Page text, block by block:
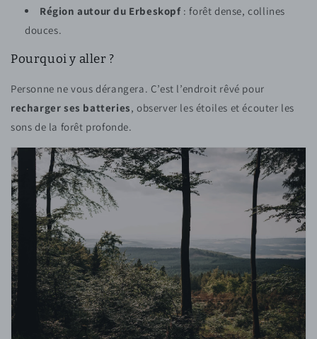
Région autour du Erbeskopf : forêt dense, collines
douces.
Pourquoi y aller ?
Personne ne vous dérangera. C’est l’endroit rêvé pour
recharger ses batteries, observer les étoiles et écouter les
sons de la forêt profonde.